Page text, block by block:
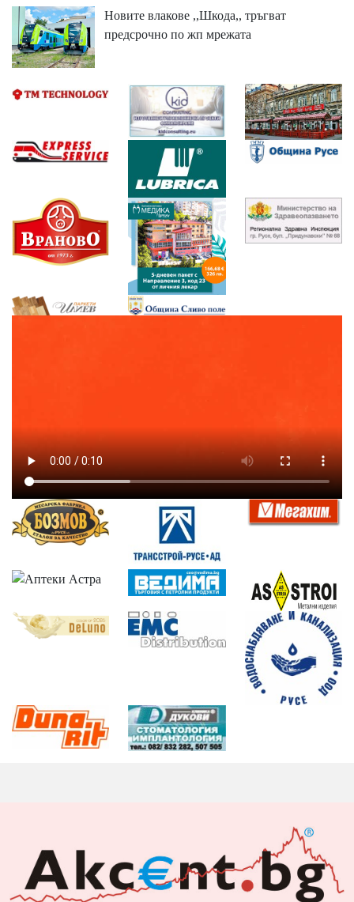
Новите влакове ,,Шкода,, тръгват
предсрочно по жп мрежата